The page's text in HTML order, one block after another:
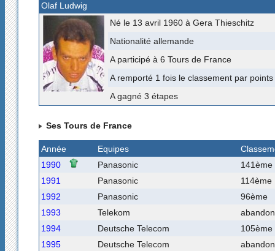
Olaf Ludwig
Né le 13 avril 1960 à Gera Thieschitz
Nationalité allemande
A participé à 6 Tours de France
A remporté 1 fois le classement par points
A gagné 3 étapes
Ses Tours de France
Année Equipes
1990
Panasonic
141ème
1991
Panasonic
114ème
1992
Panasonic
96ème
1993
Telekom
abandon
1994
Deutsche Telecom
105ème
1995
Deutsche Telecom abandon